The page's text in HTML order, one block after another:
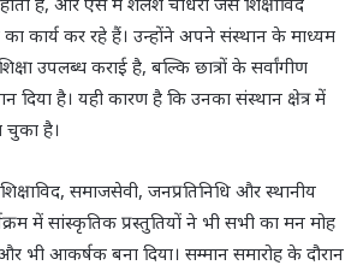
कार्य कर रहे हैं। उन्होंने अपने संस्थान के माध्यम
उपलब्ध कराई है, बल्कि छात्रों के सर्वांगीण
दिया है। यही कारण है कि उनका संस्थान क्षेत्र में
है।
समाजसेवी, जनप्रतिनिधि और स्थानीय
में सांस्कृतिक प्रस्तुतियों ने भी सभी का मन मोह
भी आकर्षक बना दिया। सम्मान समारोह के दौरान